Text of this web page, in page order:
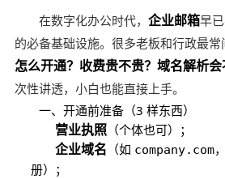
在数字化办公时代， 企业邮箱早
的必备基础设施。很多老板和行政最常
怎么开通？收费贵不贵？域名解析会
次性讲透，小白也能直接上手。
一、开通前准备（3 样东西）
营业执照（个体也可）；
企业域名 （如 company.com
册）；